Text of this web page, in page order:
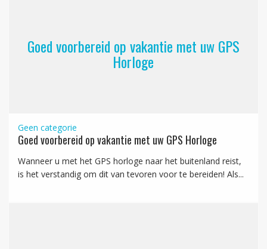
Goed voorbereid op vakantie met uw GPS
Horloge
Geen categorie
Goed voorbereid op vakantie met uw GPS Horloge
Wanneer u met het GPS horloge naar het buitenland reist,
is het verstandig om dit van tevoren voor te bereiden! Als...